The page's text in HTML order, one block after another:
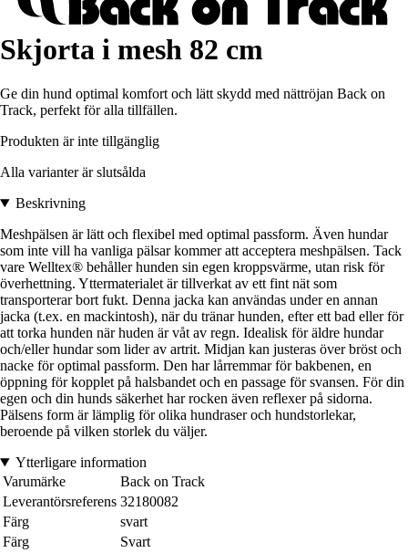
Skjorta i mesh 82 cm
Ge din hund optimal komfort och lätt skydd med nättröjan Back on
Track, perfekt för alla tillfällen.
Produkten är inte tillgänglig
Alla varianter är slutsålda
Beskrivning
Meshpälsen är lätt och flexibel med optimal passform. Även hundar
som inte vill ha vanliga pälsar kommer att acceptera meshpälsen. Tack
vare Welltex® behåller hunden sin egen kroppsvärme, utan risk för
överhettning. Yttermaterialet är tillverkat av ett fint nät som
transporterar bort fukt. Denna jacka kan användas under en annan
jacka (t.ex. en mackintosh), när du tränar hunden, efter ett bad eller för
att torka hunden när huden är våt av regn. Idealisk för äldre hundar
och/eller hundar som lider av artrit. Midjan kan justeras över bröst och
nacke för optimal passform. Den har lårremmar för bakbenen, en
öppning för kopplet på halsbandet och en passage för svansen. För din
egen och din hunds säkerhet har rocken även reflexer på sidorna.
Pälsens form är lämplig för olika hundraser och hundstorlekar,
beroende på vilken storlek du väljer.
Ytterligare information
Varumärke
Back on Track
Leverantörsreferens 32180082
Färg
svart
Färg
Svart